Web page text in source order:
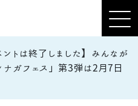
ントは終了しました】みんなが
ナガフェス」第3弾は2月7日